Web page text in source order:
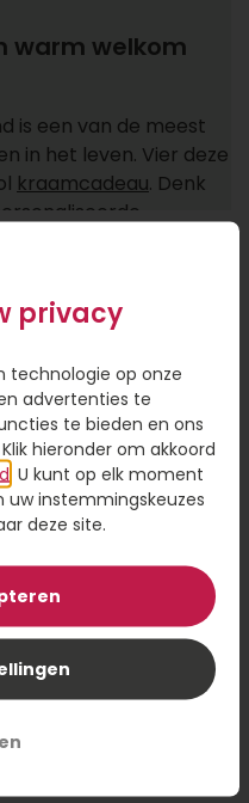
warm welkom
is een van de meest
in het leven. Vier deze
kraamcadeau. Denk
voor de
zijn niet
maar ook met zorg
levensfase te
maak van
net verhuisd? Verras
cadeau
vind je geschenken die
in hun nieuwe
met een kaartje
eerste indruk.
feestelijk
privacy
technologie op onze
advertenties te
te bieden en ons
hieronder om akkoord
. U kunt op elk moment
instemmingskeuzes
deze site.